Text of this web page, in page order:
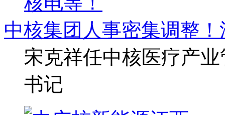
中核集团人事密集调整
宋克祥任中核医疗产
书记